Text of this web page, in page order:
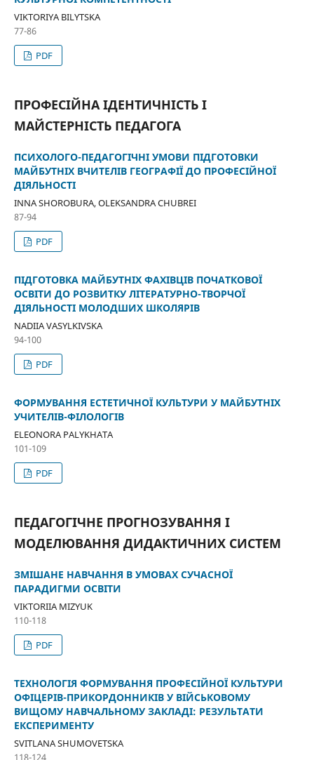
VIKTORIYA BILYTSKA
77-86
PDF
ПРОФЕСІЙНА ІДЕНТИЧНІСТЬ І
МАЙСТЕРНІСТЬ ПЕДАГОГА
ПСИХОЛОГО-ПЕДАГОГІЧНІ УМОВИ ПІДГОТОВКИ
МАЙБУТНІХ ВЧИТЕЛІВ ГЕОГРАФІЇ ДО ПРОФЕСІЙНОЇ
ДІЯЛЬНОСТІ
INNA SHOROBURA, OLEKSANDRA CHUBREI
87-94
PDF
ПІДГОТОВКА МАЙБУТНІХ ФАХІВЦІВ ПОЧАТКОВОЇ
ОСВІТИ ДО РОЗВИТКУ ЛІТЕРАТУРНО-ТВОРЧОЇ
ДІЯЛЬНОСТІ МОЛОДШИХ ШКОЛЯРІВ
NADIIA VASYLKIVSKA
94-100
PDF
ФОРМУВАННЯ ЕСТЕТИЧНОЇ КУЛЬТУРИ У МАЙБУТНІХ
УЧИТЕЛІВ-ФІЛОЛОГІВ
ELEONORA PALYKHATA
101-109
PDF
ПЕДАГОГІЧНЕ ПРОГНОЗУВАННЯ І
МОДЕЛЮВАННЯ ДИДАКТИЧНИХ СИСТЕМ
ЗМІШАНЕ НАВЧАННЯ В УМОВАХ СУЧАСНОЇ
ПАРАДИГМИ ОСВІТИ
VIKTORIIA MIZYUK
110-118
PDF
ТЕХНОЛОГІЯ ФОРМУВАННЯ ПРОФЕСІЙНОЇ КУЛЬТУРИ
ОФІЦЕРІВ-ПРИКОРДОННИКІВ У ВІЙСЬКОВОМУ
ВИЩОМУ НАВЧАЛЬНОМУ ЗАКЛАДІ: РЕЗУЛЬТАТИ
ЕКСПЕРИМЕНТУ
SVITLANA SHUMOVETSKA
118-124